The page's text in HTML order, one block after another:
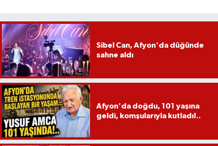
Sibel Can, Afyon'da düğünde
sahne aldı
Afyon'da doğdu, 101 yaşına
geldi, komşularıyla kutladı!..